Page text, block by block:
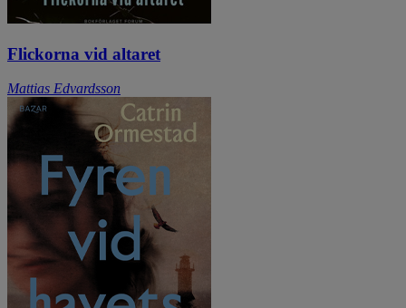
Flickorna vid altaret
Mattias Edvardsson